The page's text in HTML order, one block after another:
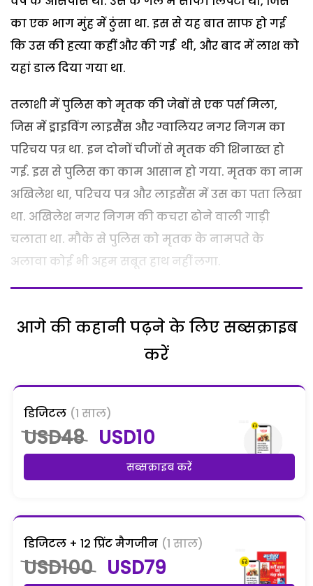
का एक भाग मुंह में ठुंसा था. इस से यह बात साफ हो गई
कि उस की हत्या कहीं और की गई थी, और बाद में लाश को
यहां डाल दिया गया था.
तलाशी में पुलिस को मृतक की जेबों से एक पर्स मिला,
जिस में ड्राइविंग लाइसैंस और ग्वालियर नगर निगम का
परिचय पत्र था. इन दोनों चीजों से मृतक की शिनाख्त हो
गई. इस से पुलिस का काम आसान हो गया. मृतक का नाम
अखिलेश था, परिचय पत्र और लाइसैंस में उस का पता लिखा
था. अखिलेश नगर निगम की कचरा ढोने वाली गाड़ी
चलाता था. मौके से पुलिस को मृतक के नामपते के
अलावा कोई भी अहम सबूत हाथ नहीं लगा.
आगे की कहानी पढ़ने के लिए सब्सक्राइब
करें
डिजिटल (1 साल)
USD48 USD10
सब्सक्राइब करें
डिजिटल + 12 प्रिंट मैगजीन (1 साल)
USD100 USD79